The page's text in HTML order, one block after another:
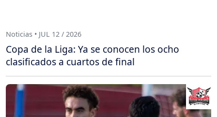
Noticias • JUL 12 / 2026
Copa de la Liga: Ya se conocen los ocho
clasificados a cuartos de final